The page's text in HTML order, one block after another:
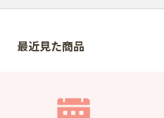
最近見た商品